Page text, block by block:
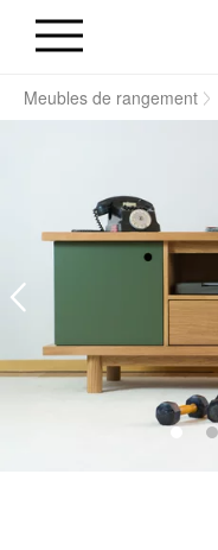
Meubles de rangement